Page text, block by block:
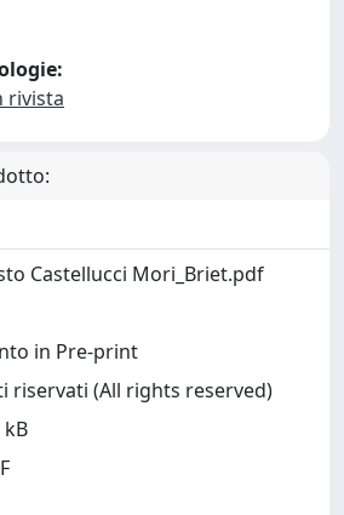
rivista
Castellucci Mori_Briet.pdf
in Pre-print
riservati (All rights reserved)